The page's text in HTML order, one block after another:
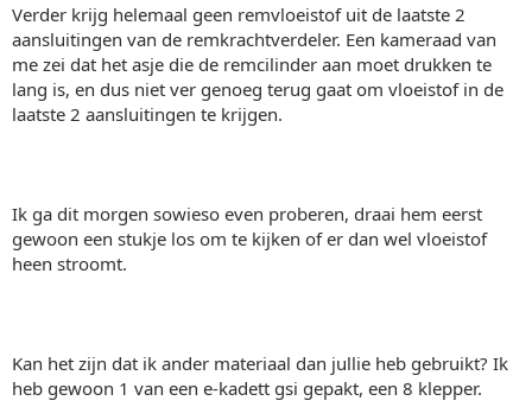
Verder krijg helemaal geen remvloeistof uit de laatste 2
aansluitingen van de remkrachtverdeler. Een kameraad van
me zei dat het asje die de remcilinder aan moet drukken te
lang is, en dus niet ver genoeg terug gaat om vloeistof in de
laatste 2 aansluitingen te krijgen.
Ik ga dit morgen sowieso even proberen, draai hem eerst
gewoon een stukje los om te kijken of er dan wel vloeistof
heen stroomt.
Kan het zijn dat ik ander materiaal dan jullie heb gebruikt? Ik
heb gewoon 1 van een e-kadett gsi gepakt, een 8 klepper.